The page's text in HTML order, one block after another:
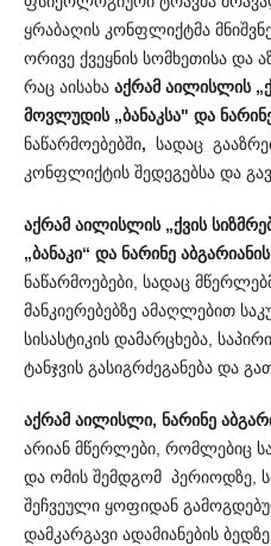
ყრაბაღის კონფლიქტმა
ორივე ქვე­ყნის სომხეთისა და
რაც აისახა აქრამ აილისლის
მოვლუდის „ბანაკსა" და
ნაწარმოებებში, სადაც
კონფლიქტის შედეგებსა და
აქრამ აილისლის „ქვის
„ბანაკი“ და ნარინე
ნაწა­რმოებები, სადაც
მანკ­იე­რებებზე ამაღლებით
სისასტიკის დამარცხება,
ტანჯვის გასი­გრ­ძ­ე­განება და
აქრამ აილისლი, ნარინე
არიან მწერლები, რომლებიც
და ომის შემდგომ პერიოდზე,
შეჩ­ვეული ყოფიდან
დამ­კა­რგავი ადამიანების